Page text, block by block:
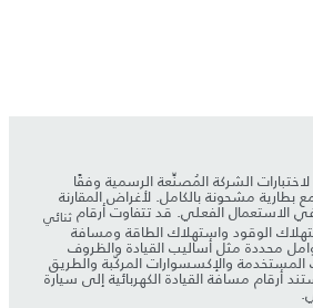
الشركة المُصنِّعة الرسمية وفقًا
بطارية مشحونة بالكامل. لأغراض المقارنة
الاستعمال الفعلي. قد تتفاوت أرقام ثنائي
الوقود واستهلاك الطاقة ومسافة
محددة مثل أساليب القيادة والظروف
المستخدمة والإكسسوارات المركّبة والطريق
أرقام مسافة القيادة الكهربائية إلى سيارة